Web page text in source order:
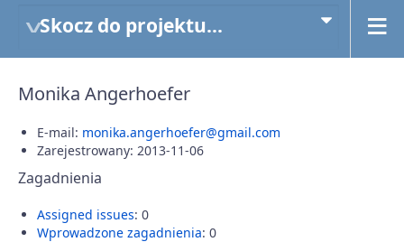
Skocz do projektu...
Monika Angerhoefer
E-mail: monika.angerhoefer@gmail.com
Zarejestrowany: 2013-11-06
Zagadnienia
Assigned issues: 0
Wprowadzone zagadnienia: 0